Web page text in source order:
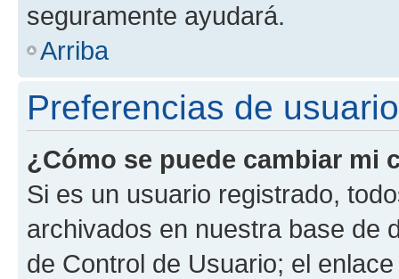
seguramente ayudará.
Arriba
Preferencias de
¿Cómo se puede cambiar mi
Si es un usuario registrado,
archivados en nuestra base de
de Control de Usuario; el